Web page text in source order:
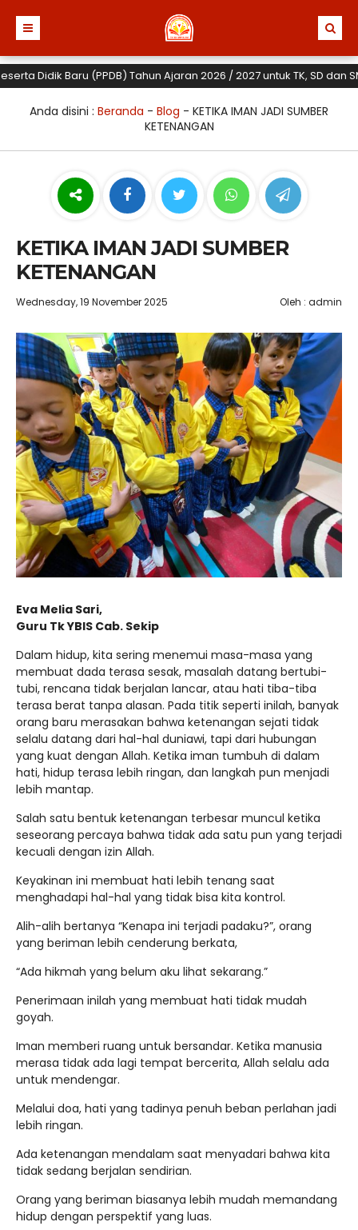
Didik Baru (PPDB) Tahun Ajaran 2026 / 2027 untuk TK, SD dan
Anda disini : Beranda - Blog - KETIKA IMAN JADI SUMBER
KETENANGAN
KETIKA IMAN JADI SUMBER
KETENANGAN
Wednesday, 19 November 2025 Oleh : admin
Eva Melia Sari,
Guru Tk YBIS Cab. Sekip
Dalam hidup, kita sering menemui masa-masa yang
membuat dada terasa sesak, masalah datang bertubi-
tubi, rencana tidak berjalan lancar, atau hati tiba-tiba
terasa berat tanpa alasan. Pada titik seperti inilah, banyak
orang baru merasakan bahwa ketenangan sejati tidak
selalu datang dari hal-hal duniawi, tapi dari hubungan
yang kuat dengan Allah. Ketika iman tumbuh di dalam
hati, hidup terasa lebih ringan, dan langkah pun menjadi
lebih mantap.
Salah satu bentuk ketenangan terbesar muncul ketika
seseorang percaya bahwa tidak ada satu pun yang terjadi
kecuali dengan izin Allah.
Keyakinan ini membuat hati lebih tenang saat
menghadapi hal-hal yang tidak bisa kita kontrol.
Alih-alih bertanya “Kenapa ini terjadi padaku?”, orang
yang beriman lebih cenderung berkata,
“Ada hikmah yang belum aku lihat sekarang.”
Penerimaan inilah yang membuat hati tidak mudah
goyah.
Iman memberi ruang untuk bersandar. Ketika manusia
merasa tidak ada lagi tempat bercerita, Allah selalu ada
untuk mendengar.
Melalui doa, hati yang tadinya penuh beban perlahan jadi
lebih ringan.
Ada ketenangan mendalam saat menyadari bahwa kita
tidak sedang berjalan sendirian.
Orang yang beriman biasanya lebih mudah memandang
hidup dengan perspektif yang luas.